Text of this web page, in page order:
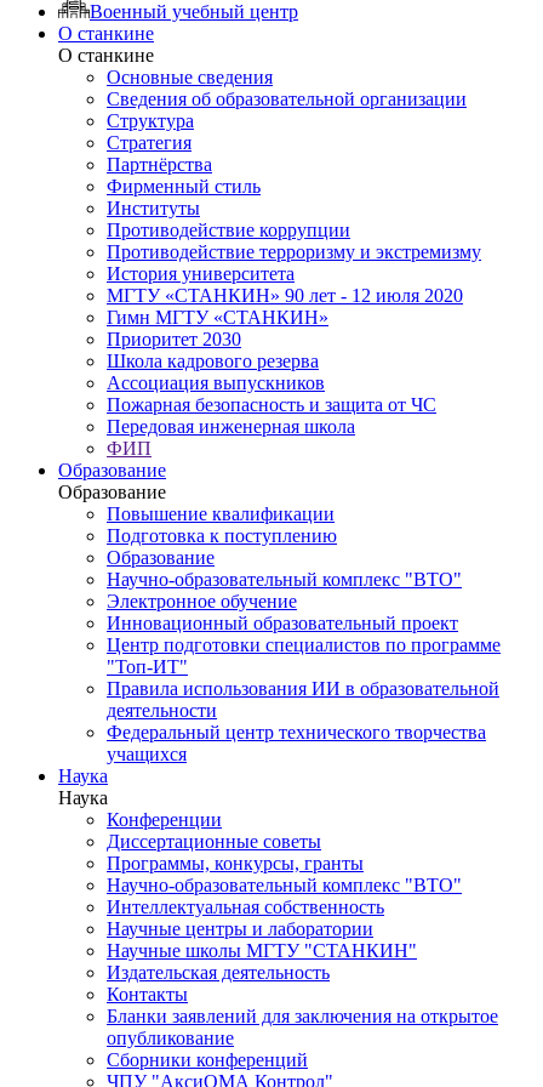
Военный учебный центр
О станкине
О станкине
Основные сведения
Сведения об образовательной организации
Структура
Стратегия
Партнёрства
Фирменный стиль
Институты
Противодействие коррупции
Противодействие терроризму и экстремизму
История университета
МГТУ «СТАНКИН» 90 лет - 12 июля 2020
Гимн МГТУ «СТАНКИН»
Приоритет 2030
Школа кадрового резерва
Ассоциация выпускников
Пожарная безопасность и защита от ЧС
Передовая инженерная школа
ФИП
Образование
Образование
Повышение квалификации
Подготовка к поступлению
Образование
Научно-образовательный комплекс "ВТО"
Электронное обучение
Инновационный образовательный проект
Центр подготовки специалистов по программе
"Топ-ИТ"
Правила использования ИИ в образовательной
деятельности
Федеральный центр технического творчества
учащихся
Наука
Наука
Конференции
Диссертационные советы
Программы, конкурсы, гранты
Научно-образовательный комплекс "ВТО"
Интеллектуальная собственность
Научные центры и лаборатории
Научные школы МГТУ "СТАНКИН"
Издательская деятельность
Контакты
Бланки заявлений для заключения на открытое
опубликование
Сборники конференций
ЧПУ "АксиОМА Контрол"